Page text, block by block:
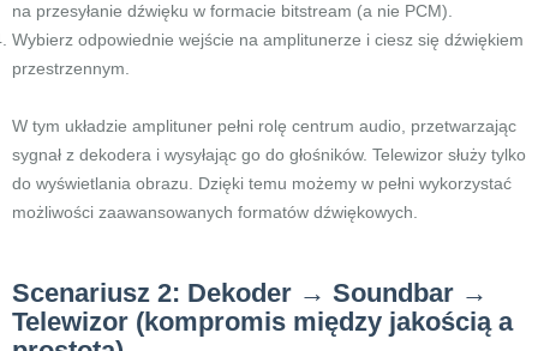
na przesyłanie dźwięku w formacie bitstream (a nie PCM).
Wybierz odpowiednie wejście na amplitunerze i ciesz się dźwiękiem
przestrzennym.
W tym układzie amplituner pełni rolę centrum audio, przetwarzając
sygnał z dekodera i wysyłając go do głośników. Telewizor służy tylko
do wyświetlania obrazu. Dzięki temu możemy w pełni wykorzystać
możliwości zaawansowanych formatów dźwiękowych.
Scenariusz 2: Dekoder → Soundbar →
Telewizor (kompromis między jakością a